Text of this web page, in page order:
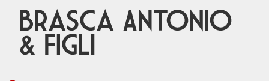
Controllo trazione • Cruise Control • ESP • Hill holder •
Immobilizzatore elettronico • Isofix • Limitatore di velocità •
Sensore di luce • Sensore di pioggia • Sensori di parcheggio
posteriori • Servosterzo • Touch screen • Vivavoce • Volante
multifunzione